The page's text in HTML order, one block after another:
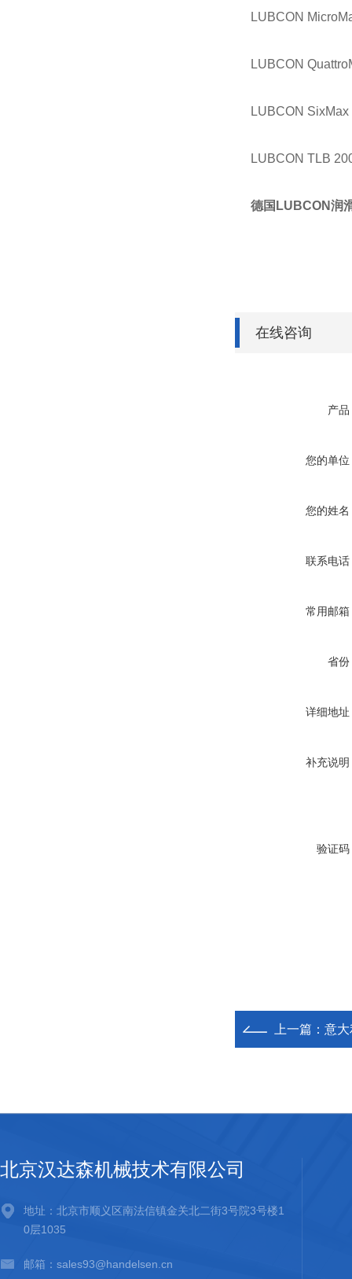
LUBCON
LUBCON
LUBCON SixMax
LUBCON TLB
德国LUBCON润
在线咨询
产品
您的单位
您的姓名
联系电话
常用邮箱
省份
详细地址
补充说明
验证码
上一篇： 意
北京汉达森机械技术有限公司
地址：北京市顺义区南法信镇金关北二街3号院3号楼1
0层1035
邮箱：sales93@handelsen.cn